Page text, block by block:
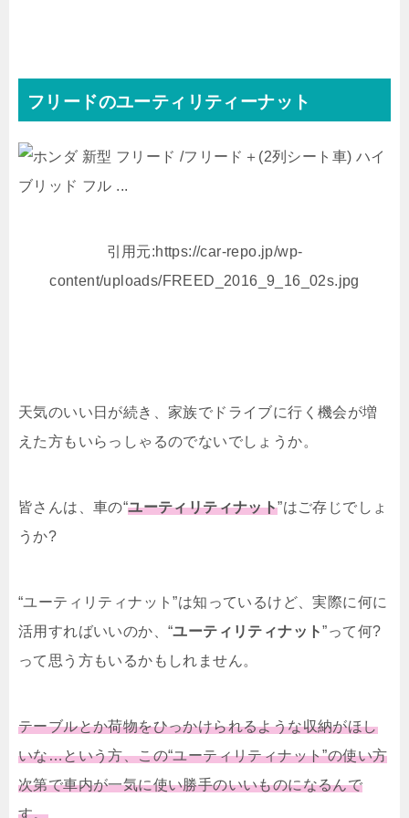
フリードのユーティリティーナット
引用元:https://car-repo.jp/wp-
content/uploads/FREED_2016_9_16_02s.jpg
天気のいい日が続き、家族でドライブに行く機会が増
えた方もいらっしゃるのでないでしょうか。
皆さんは、車の“ユーティリティナット”はご存じでしょ
うか?
“ユーティリティナット”は知っているけど、実際に何に
活用すればいいのか、“ユーティリティナット”って何?
って思う方もいるかもしれません。
テーブルとか荷物をひっかけられるような収納がほし
いな…という方、この“ユーティリティナット”の使い方
次第で車内が一気に使い勝手のいいものになるんで
す。